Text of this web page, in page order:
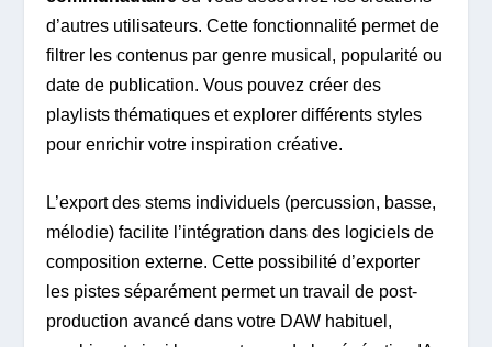
d’autres utilisateurs. Cette fonctionnalité permet de
filtrer les contenus par genre musical, popularité ou
date de publication. Vous pouvez créer des
playlists thématiques et explorer différents styles
pour enrichir votre inspiration créative.
L’export des stems individuels (percussion, basse,
mélodie) facilite l’intégration dans des logiciels de
composition externe. Cette possibilité d’exporter
les pistes séparément permet un travail de post-
production avancé dans votre DAW habituel,